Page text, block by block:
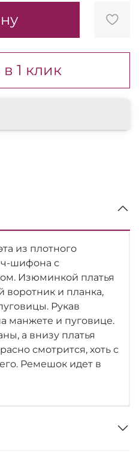
1 клик
из плотного
шифона с
Изюминкой платья
воротник и планка,
Рукав
манжете и пуговице.
а внизу платья
смотрится, хоть с
Ремешок идет в